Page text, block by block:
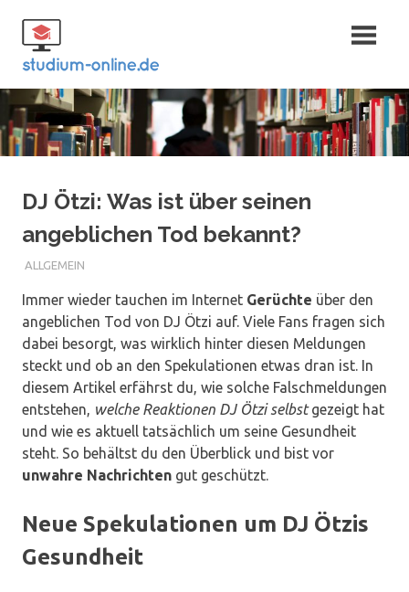
Inhalt
springen
Fernstudium
und Bachelor
DJ Ötzi: Was ist über seinen
angeblichen Tod bekannt?
ALLGEMEIN
Immer wieder tauchen im Internet Gerüchte über den
angeblichen Tod von DJ Ötzi auf. Viele Fans fragen sich
dabei besorgt, was wirklich hinter diesen Meldungen
steckt und ob an den Spekulationen etwas dran ist. In
diesem Artikel erfährst du, wie solche Falschmeldungen
entstehen, welche Reaktionen DJ Ötzi selbstgezeigt hat
und wie es aktuell tatsächlich um seine Gesundheit
steht. So behältst du den Überblick und bist vor
unwahre Nachrichten gut geschützt.
Neue Spekulationen um DJ Ötzis
Gesundheit